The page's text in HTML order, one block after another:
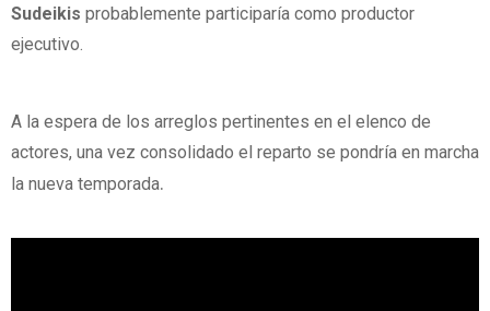
Sudeikis probablemente participaría como productor
ejecutivo.
A la espera de los arreglos pertinentes en el elenco de
actores, una vez consolidado el reparto se pondría en marcha
la nueva temporada.